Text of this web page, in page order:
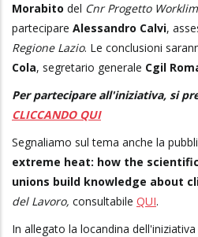
Morabito del Cnr Progetto
partecipare Alessandro Calvi,
Regione Lazio. Le conclusioni
Cola, segretario generale Cgil
Per partecipare all'iniziativa, si
CLICCANDO QUI
Segnaliamo sul tema anche la
extreme heat: how the
unions build knowledge about
del Lavoro, consultabile QUI.
In allegato la locandina dell'iniziativa